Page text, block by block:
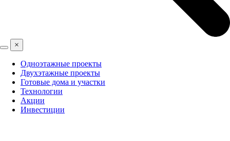
×
Одноэтажные проекты
Двухэтажные проекты
Готовые дома и участки
Технологии
Акции
Инвестиции